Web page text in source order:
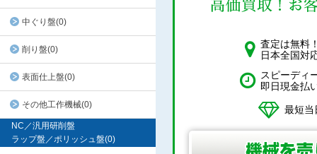
中ぐり盤(0)
削り盤(0)
表面仕上盤(0)
その他工作機械(0)
NC／汎用研削盤
ラップ盤／ポリッシュ盤(0)
査定は無料
日本全国対
スピーディ
即日現金払
最短当